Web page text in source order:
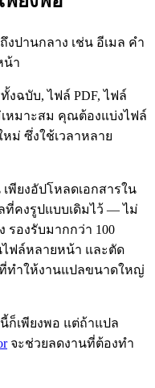
ปานกลาง เช่น อีเมล คำ
น้า
ฉบับ, ไฟล์ PDF, ไฟล์
หมาะสม คุณต้องแบ่งไฟล์
ม่ ซึ่งใช้เวลาหลาย
พียงอัปโหลดเอกสารใน
ที่คงรูปแบบเดิมไว้ — ไม่
รองรับมากกว่า 100
ไฟล์หลายหน้า และตัด
ทำให้งานแปลขนาดใหญ่
ก็เพียงพอ แต่ถ้าแปล
จะช่วยลดงานที่ต้องทำ